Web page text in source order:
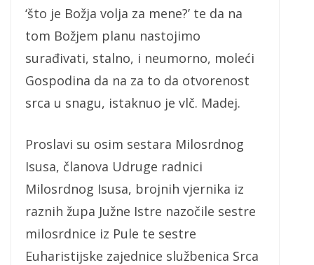
‘što je Božja volja za mene?’ te da na
tom Božjem planu nastojimo
surađivati, stalno, i neumorno, moleći
Gospodina da na za to da otvorenost
srca u snagu, istaknuo je vlč. Madej.
Proslavi su osim sestara Milosrdnog
Isusa, članova Udruge radnici
Milosrdnog Isusa, brojnih vjernika iz
raznih župa Južne Istre nazočile sestre
milosrdnice iz Pule te sestre
Euharistijske zajednice službenica Srca